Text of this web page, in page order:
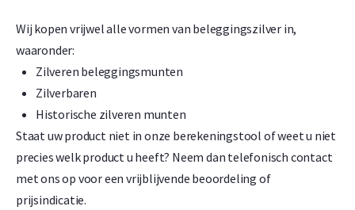
€3.699,84
1,50% onder spot
- +
€5.948,30
Wij kopen vrijwel alle vormen van beleggingszilver in,
waaronder:
Zilveren beleggingsmunten
Zilverbaren
Historische zilveren munten
Staat uw product niet in onze berekeningstool of weet u niet
precies welk product u heeft? Neem dan telefonisch contact
met ons op voor een vrijblijvende beoordeling of
prijsindicatie.